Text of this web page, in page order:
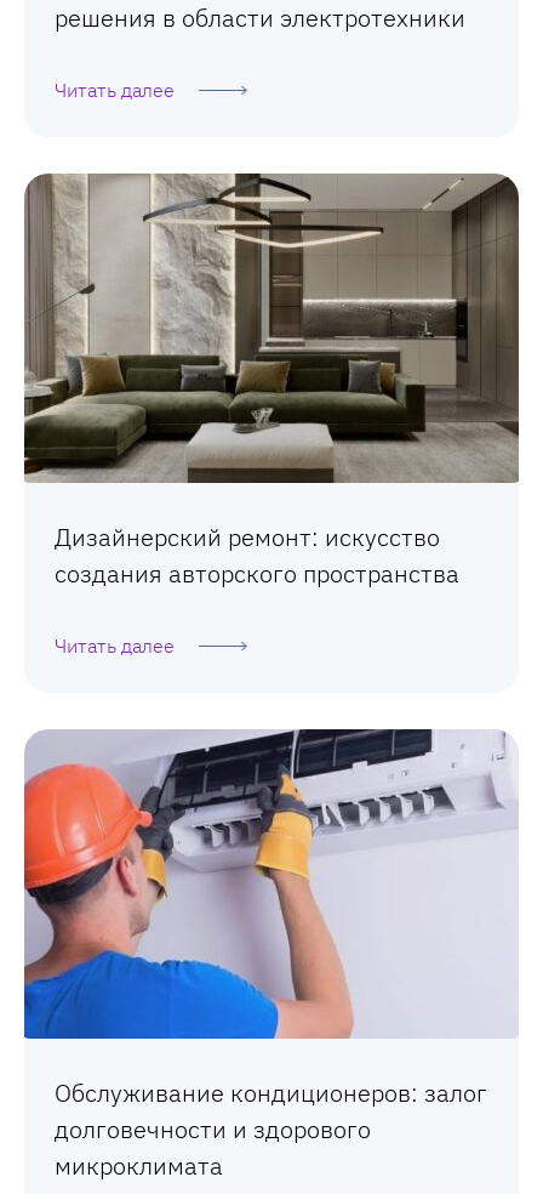
решения в области электротехники
Читать далее
Дизайнерский ремонт: искусство
создания авторского пространства
Читать далее
Обслуживание кондиционеров: залог
долговечности и здорового
микроклимата